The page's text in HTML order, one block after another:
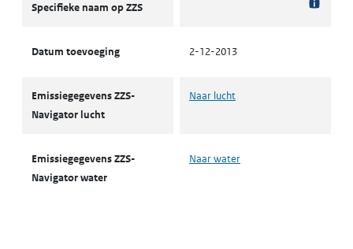
Specifieke naam op ZZS
Datum toevoeging 2-12-2013
Emissiegegevens ZZS-
Navigator lucht
Naar lucht
Emissiegegevens ZZS-
Navigator water
Naar water